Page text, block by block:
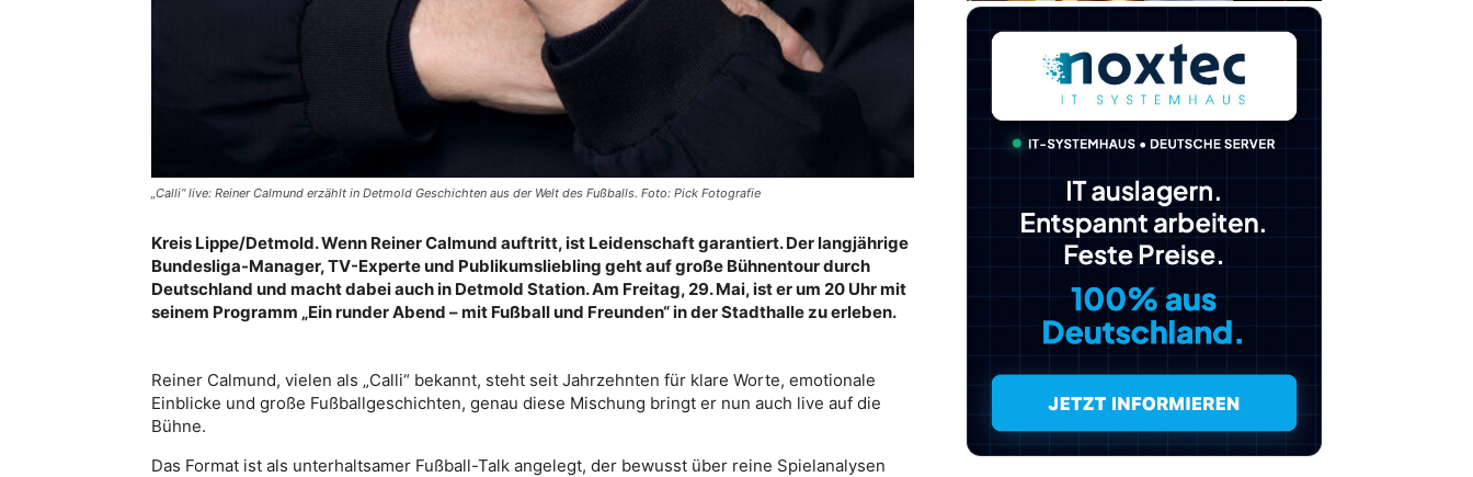
„Calli“ live: Reiner Calmund erzählt in Detmold Geschichten aus der Welt des Fußballs. Foto: Pick Fotografie
Kreis Lippe/Detmold. Wenn Reiner Calmund auftritt, ist Leidenschaft garantiert. Der langjährige
Bundesliga-Manager, TV-Experte und Publikumsliebling geht auf große Bühnentour durch
Deutschland und macht dabei auch in Detmold Station. Am Freitag, 29. Mai, ist er um 20 Uhr mit
seinem Programm „Ein runder Abend – mit Fußball und Freunden“ in der Stadthalle zu erleben.
Reiner Calmund, vielen als „Calli“ bekannt, steht seit Jahrzehnten für klare Worte, emotionale
Einblicke und große Fußballgeschichten, genau diese Mischung bringt er nun auch live auf die
Bühne.
Das Format ist als unterhaltsamer Fußball-Talk angelegt, der bewusst über reine Spielanalysen